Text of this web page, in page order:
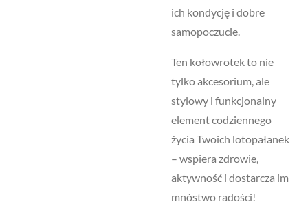
ich kondycję i dobre
samopoczucie.
Ten kołowrotek to nie
tylko akcesorium, ale
stylowy i funkcjonalny
element codziennego
życia Twoich lotopałanek
– wspiera zdrowie,
aktywność i dostarcza im
mnóstwo radości!